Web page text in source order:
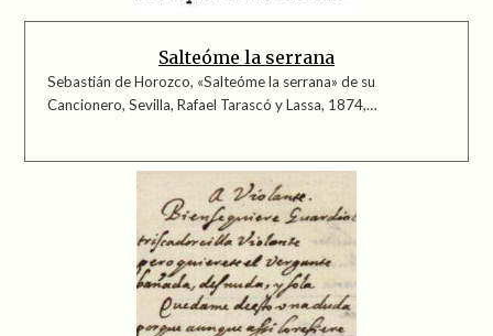
Salteóme la serrana
Sebastián de Horozco, «Salteóme la serrana» de su
Cancionero, Sevilla, Rafael Tarascó y Lassa, 1874,…